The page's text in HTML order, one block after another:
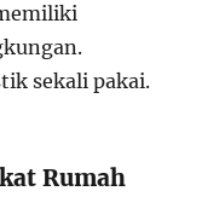
sekali pakai.
Rumah